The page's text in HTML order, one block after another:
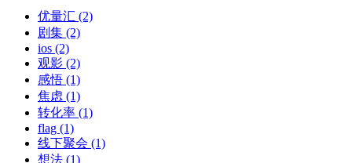
优量汇 (2)
剧集 (2)
ios (2)
观影 (2)
感悟 (1)
焦虑 (1)
转化率 (1)
flag (1)
线下聚会 (1)
想法 (1)